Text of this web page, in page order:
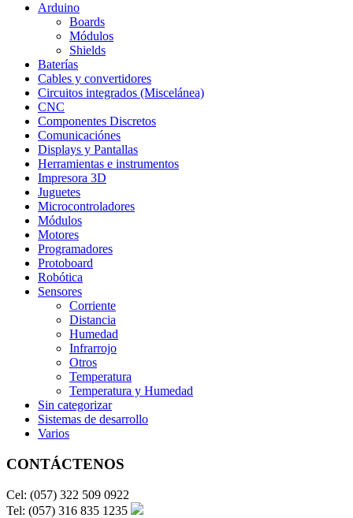
Arduino
Boards
Módulos
Shields
Baterías
Cables y convertidores
Circuitos integrados (Miscelánea)
CNC
Componentes Discretos
Comunicaciónes
Displays y Pantallas
Herramientas e instrumentos
Impresora 3D
Juguetes
Microcontroladores
Módulos
Motores
Programadores
Protoboard
Robótica
Sensores
Corriente
Distancia
Humedad
Infrarrojo
Otros
Temperatura
Temperatura y Humedad
Sin categorizar
Sistemas de desarrollo
Varios
CONTÁCTENOS
Cel: (057) 322 509 0922
Tel: (057) 316 835 1235